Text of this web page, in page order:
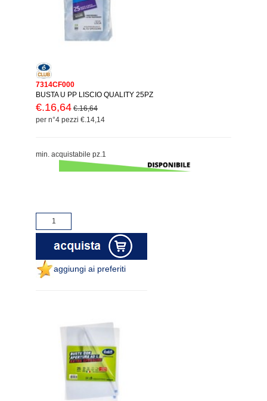
7314CF000
BUSTA U PP LISCIO QUALITY 25PZ
€.16,64 €.16,64
per n°4 pezzi €.14,14
min. acquistabile pz.1
aggiungi ai preferiti